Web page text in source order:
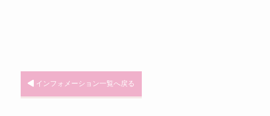
インフォメーション一覧へ戻る